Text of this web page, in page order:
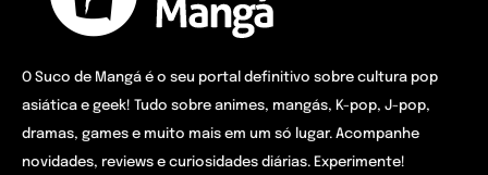
O Suco de Mangá é o seu portal definitivo sobre cultura pop
asiática e geek! Tudo sobre animes, mangás, K-pop, J-pop,
dramas, games e muito mais em um só lugar. Acompanhe
novidades, reviews e curiosidades diárias. Experimente!